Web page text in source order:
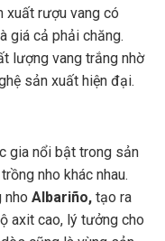
xuất rượu vang có
giá cả phải chăng.
lượng vang trắng nhờ
sản xuất hiện đại.
gia nổi bật trong sản
nho khác nhau.
nho Albariño, tạo ra
axit cao, lý tưởng cho